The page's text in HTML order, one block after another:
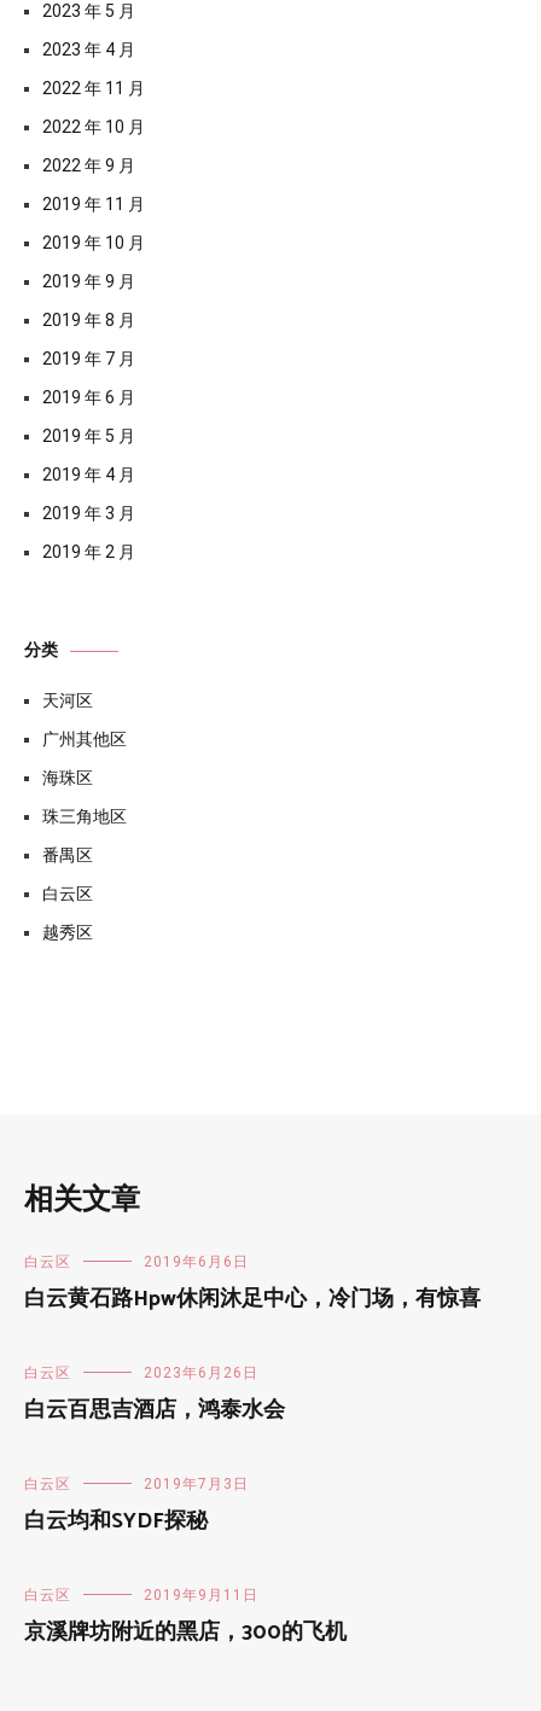
2023 年 5 月
2023 年 4 月
2022 年 11 月
2022 年 10 月
2022 年 9 月
2019 年 11 月
2019 年 10 月
2019 年 9 月
2019 年 8 月
2019 年 7 月
2019 年 6 月
2019 年 5 月
2019 年 4 月
2019 年 3 月
2019 年 2 月
分类
天河区
广州其他区
海珠区
珠三角地区
番禺区
白云区
越秀区
相关文章
白云区 2019年6月6日
白云黄石路Hpw休闲沐足中心，冷门场，有惊喜
白云区 2023年6月26日
白云百思吉酒店，鸿泰水会
白云区 2019年7月3日
白云均和SYDF探秘
白云区 2019年9月11日
京溪牌坊附近的黑店，300的飞机